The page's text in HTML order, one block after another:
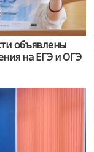
объявлены
на ЕГЭ и ОГЭ